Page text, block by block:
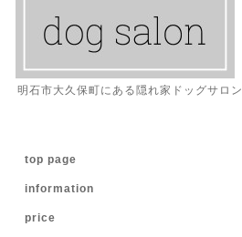
明石市大久保町にある隠れ家ドッグサロン
top page
information
price